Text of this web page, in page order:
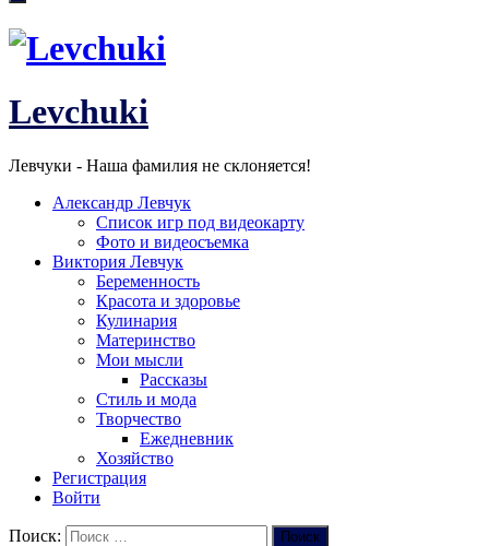
Levchuki
Левчуки - Наша фамилия не склоняется!
Александр Левчук
Список игр под видеокарту
Фото и видеосъемка
Виктория Левчук
Беременность
Красота и здоровье
Кулинария
Материнство
Мои мысли
Рассказы
Стиль и мода
Творчество
Ежедневник
Хозяйство
Регистрация
Войти
Поиск: Поиск